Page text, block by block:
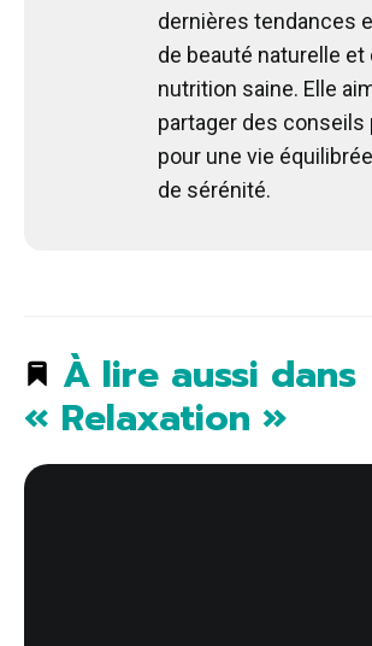
dernières tendances
de beauté naturelle et
nutrition saine. Elle
partager des conseils
pour une vie
de sérénité.
À lire aussi dans
« Relaxation »